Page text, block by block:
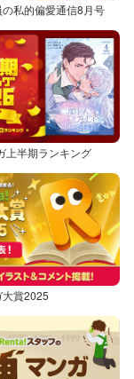
私的偏愛通信8月号
上半期ランキング
賞2025